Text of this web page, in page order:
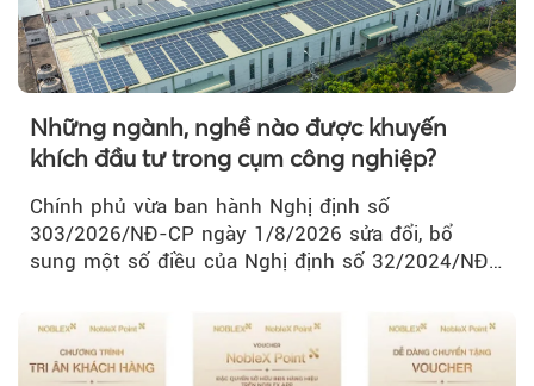
Những ngành, nghề nào được khuyến
khích đầu tư trong cụm công nghiệp?
Chính phủ vừa ban hành Nghị định số
303/2026/NĐ-CP ngày 1/8/2026 sửa đổi, bổ
sung một số điều của Nghị định số 32/2024/NĐ-